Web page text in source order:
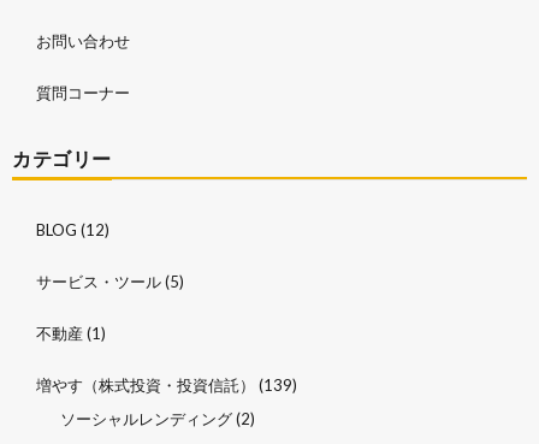
お問い合わせ
質問コーナー
カテゴリー
BLOG (12)
サービス・ツール(5)
不動産(1)
増やす（株式投資・投資信託）
(139)
ソーシャルレンディング(2)